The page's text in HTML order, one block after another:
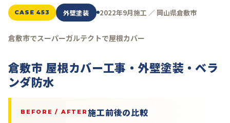
CASE 453 外壁塗装 2022年9月施工 ／ 岡山県倉敷市
倉敷市でスーパーガルテクトで屋根カバー
倉敷市 屋根カバー工事・外壁塗装・ベラ
ンダ防水
BEFORE / AFTER 施工前後の比較